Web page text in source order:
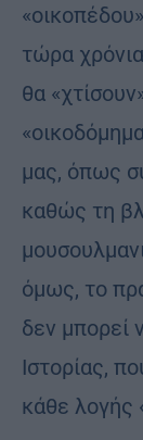
τώρα
θα
μας, όπως
καθώς τη
όμως, το
δεν μπορεί
Ιστορίας,
κάθε λογής